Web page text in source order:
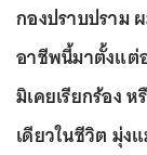
กองปราบปราม
อาชีพนี้มาตั้งแต่
มิเคยเรียกร้อง
เดียวในชีวิต มุ่ง